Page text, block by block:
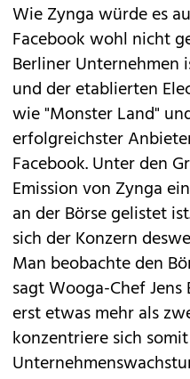
Wie Zynga würde es
Facebook wohl nicht
Berliner Unternehmen
und der etablierten
wie "Monster Land"
erfolgreichster
Facebook. Unter den
Emission von Zynga
an der Börse gelistet
sich der Konzern
Man beobachte den
sagt Wooga-Chef
erst etwas mehr als
konzentriere sich